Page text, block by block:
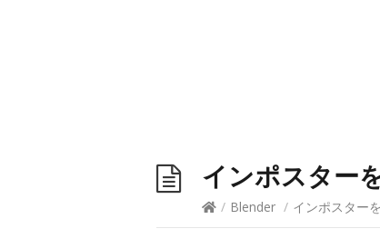
インポスター
/ Blender / インポスター